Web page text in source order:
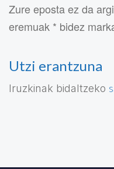
Zure eposta ez da
eremuak * bidez
Utzi erantzuna
Iruzkinak bidaltzeko